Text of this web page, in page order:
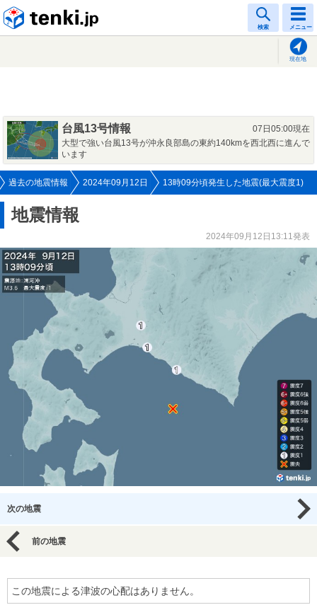
検索 メニュー
現在地
台風13号情報
07日05:00現在
大型で強い台風13号が沖永良部島の東約140kmを西北西に進んで
います
過去の地震情報 2024年09月12日 13時09分頃発生した地震(最大震度1)
地震情報
2024年09月12日13:11発表
次の地震
前の地震
この地震による津波の心配はありません。